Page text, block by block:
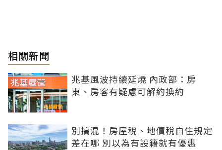
相關新聞
兆基風波持續延燒 內政部：房
東、房客有疑慮可解約換約
別搞混！房屋稅、地價稅自住規定
差在哪 別以為有設籍就有優惠